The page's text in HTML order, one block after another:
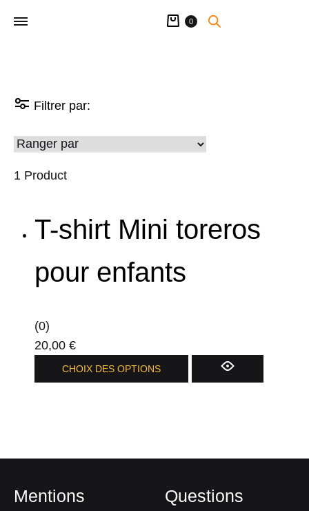
Panier
0
Filtrer par:
1 Product
T-shirt Mini toreros
pour enfants
(0)
20,00 €
CHOIX DES OPTIONS
produit
Les
peuvent
Mentions
Questions